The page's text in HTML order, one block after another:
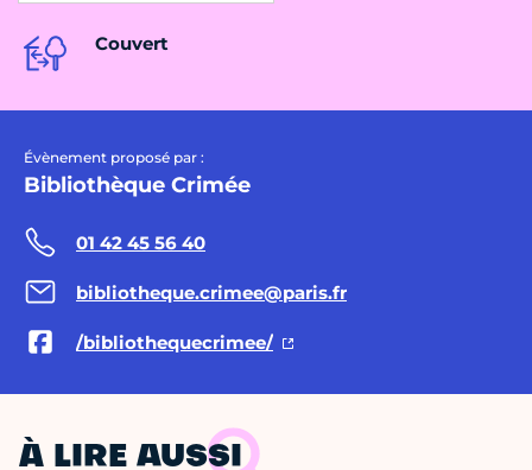
Couvert
Évènement proposé par :
Bibliothèque Crimée
01 42 45 56 40
bibliotheque.crimee@paris.fr
/bibliothequecrimee/
À LIRE AUSSI